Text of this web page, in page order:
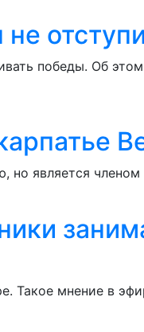
победы. Об
но является
мнение в